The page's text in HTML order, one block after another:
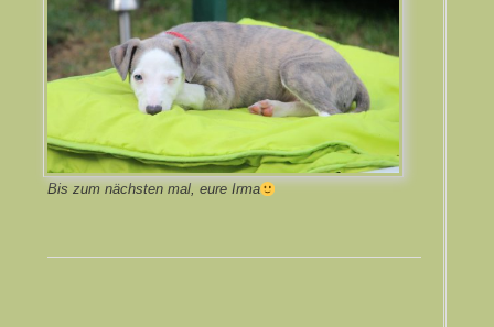
Bis zum nächsten mal, eure Irma